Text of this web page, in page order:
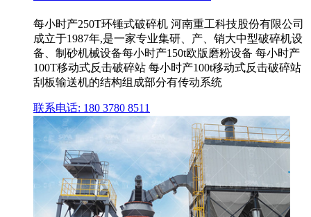
每小时产250T环锤式破碎机 河南重工科技股份有限公司
成立于1987年,是一家专业集研、产、销大中型破碎机设
备、制砂机械设备每小时产150t欧版磨粉设备 每小时产
100T移动式反击破碎站 每小时产100t移动式反击破碎站
刮板输送机的结构组成部分有传动系统
联系电话: 180 3780 8511